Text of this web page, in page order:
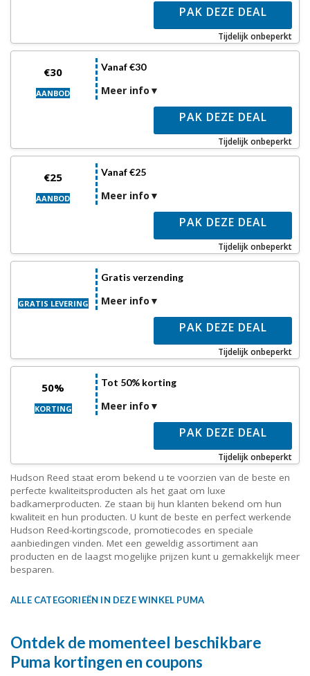
PAK DEZE DEAL
Tijdelijk onbeperkt
€30
AANBOD
Vanaf €30
Meer info
PAK DEZE DEAL
Tijdelijk onbeperkt
€25
AANBOD
Vanaf €25
Meer info
PAK DEZE DEAL
Tijdelijk onbeperkt
GRATIS LEVERING
Gratis verzending
Meer info
PAK DEZE DEAL
Tijdelijk onbeperkt
50%
KORTING
Tot 50% korting
Meer info
PAK DEZE DEAL
Tijdelijk onbeperkt
Hudson Reed staat erom bekend u te voorzien van de beste en
perfecte kwaliteitsproducten als het gaat om luxe
badkamerproducten. Ze staan bij hun klanten bekend om hun
kwaliteit en hun producten. U kunt de beste en perfect werkende
Hudson Reed-kortingscode, promotiecodes en speciale
aanbiedingen vinden. Met een geweldig assortiment aan
producten en de laagst mogelijke prijzen kunt u gemakkelijk meer
besparen.
ALLE CATEGORIEËN IN DEZE WINKEL PUMA
Ontdek de momenteel beschikbare
Puma kortingen en coupons